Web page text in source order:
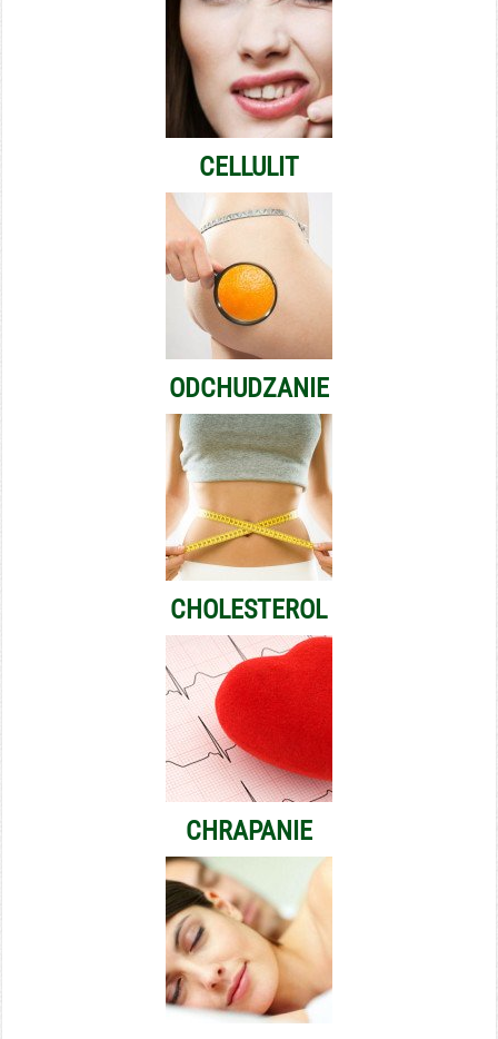
CELLULIT
ODCHUDZANIE
CHOLESTEROL
CHRAPANIE